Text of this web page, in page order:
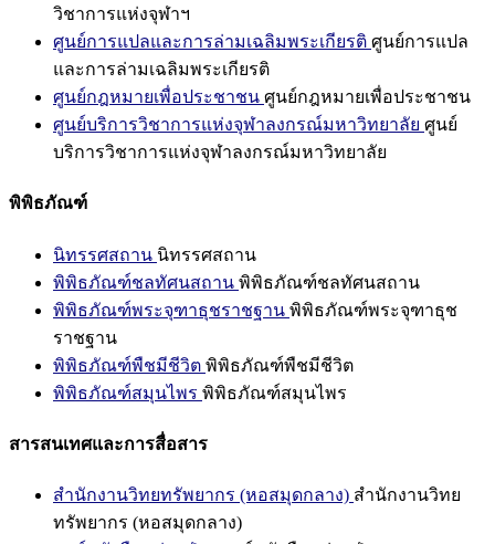
วิชาการแห่งจุฬาฯ
ศูนย์การแปลและการล่ามเฉลิมพระเกียรติ ศูนย์การแปล
และการล่ามเฉลิมพระเกียรติ
ศูนย์กฎหมายเพื่อประชาชน ศูนย์กฎหมายเพื่อประชาชน
ศูนย์บริการวิชาการแห่งจุฬาลงกรณ์มหาวิทยาลัย ศูนย์
บริการวิชาการแห่งจุฬาลงกรณ์มหาวิทยาลัย
พิพิธภัณฑ์
นิทรรศสถาน นิทรรศสถาน
พิพิธภัณฑ์ชลทัศนสถาน พิพิธภัณฑ์ชลทัศนสถาน
พิพิธภัณฑ์พระจุฑาธุชราชฐาน พิพิธภัณฑ์พระจุฑาธุช
ราชฐาน
พิพิธภัณฑ์พืชมีชีวิต พิพิธภัณฑ์พืชมีชีวิต
พิพิธภัณฑ์สมุนไพร พิพิธภัณฑ์สมุนไพร
สารสนเทศและการสื่อสาร
สำนักงานวิทยทรัพยากร (หอสมุดกลาง) สำนักงานวิทย
ทรัพยากร (หอสมุดกลาง)